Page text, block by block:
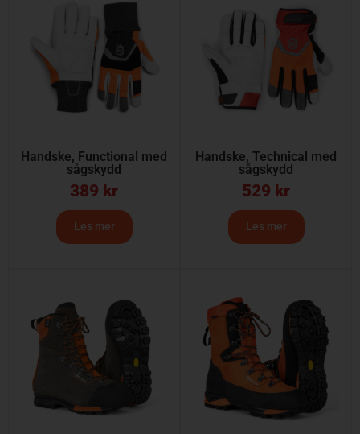
Handske, Functional med
sågskydd
389 kr
Les mer
Handske, Technical med
sågskydd
529 kr
Les mer